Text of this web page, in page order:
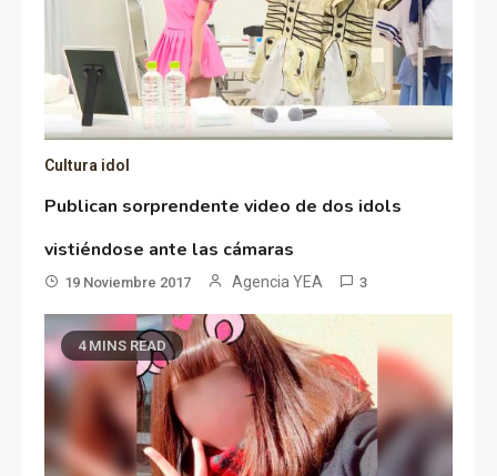
Cultura idol
Publican sorprendente video de dos idols
vistiéndose ante las cámaras
19 Noviembre 2017 Agencia YEA 3
4 MINS READ